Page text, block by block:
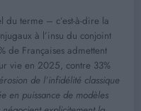
du terme – c’est-à-dire la
à l’insu du conjoint
de Françaises admettent
vie en 2025, contre 33%
de l’infidélité classique
en puissance de modèles